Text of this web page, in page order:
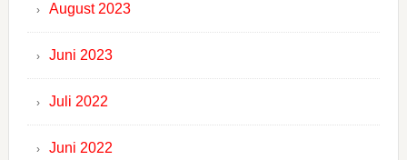
August 2023
Juni 2023
Juli 2022
Juni 2022